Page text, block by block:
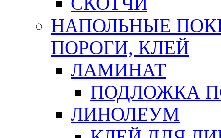
НАПОЛЬНЫЕ
ПОРОГИ, КЛЕЙ
ЛАМИНАТ
ПОДЛОЖКА
ЛИНОЛЕУМ